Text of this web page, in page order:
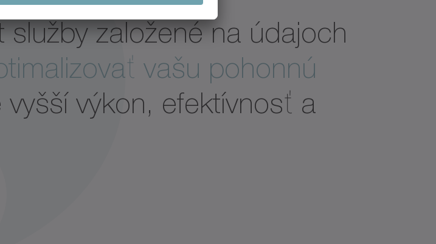
služby založené na údajoch
vašu pohonnú
vyšší výkon, efektívnosť a